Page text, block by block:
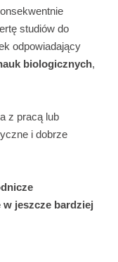
studiów do
odpowiadający
biologicznych,
z pracą lub
i dobrze
w jeszcze bardziej